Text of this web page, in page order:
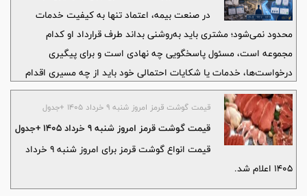
سردرگمی مشتریان
در صنعت بیمه، اعتماد تنها به کیفیت خدمات
محدود نمی‌شود؛ مشتری باید به‌روشنی بداند طرف قرارداد او کدام
مجموعه است، مسئول پاسخگویی چه نهادی است و برای پیگیری
درخواست‌ها، خدمات یا شکایات احتمالی خود باید از چه مسیری اقدام
کند. در همین چارچوب، تشابه نام «بیمه حافظ» و «آتیه‌سازان حافظ» در
سال‌های اخیر برای بخشی از بیمه‌گذاران و بیمه‌شدگان ابهاماتی ایجاد
کرده است.
قیمت گوشت قرمز امروز شنبه ۹ خرداد ۱۴۰۵ +جدول
قیمت گوشت قرمز امروز شنبه ۹ خرداد ۱۴۰۵ +جدول
قیمت انواع گوشت قرمز برای امروز شنبه ۹ خرداد
۱۴۰۵ اعلام شد.